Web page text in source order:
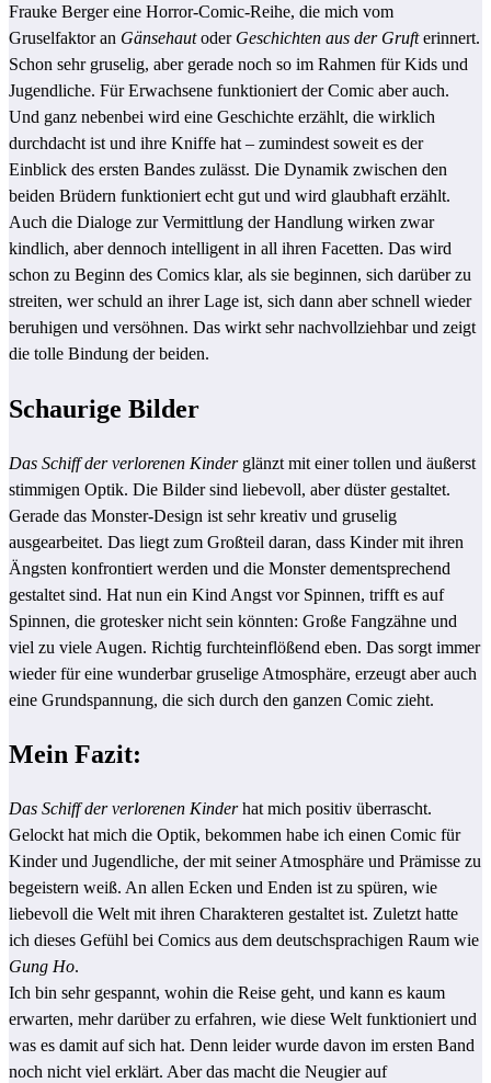
Frauke Berger eine Horror-Comic-Reihe, die mich vom
Gruselfaktor an Gänsehautoder Geschichten aus der Grufterinnert.
Schon sehr gruselig, aber gerade noch so im Rahmen für Kids und
Jugendliche. Für Erwachsene funktioniert der Comic aber auch.
Und ganz nebenbei wird eine Geschichte erzählt, die wirklich
durchdacht ist und ihre Kniffe hat – zumindest soweit es der
Einblick des ersten Bandes zulässt. Die Dynamik zwischen den
beiden Brüdern funktioniert echt gut und wird glaubhaft erzählt.
Auch die Dialoge zur Vermittlung der Handlung wirken zwar
kindlich, aber dennoch intelligent in all ihren Facetten. Das wird
schon zu Beginn des Comics klar, als sie beginnen, sich darüber zu
streiten, wer schuld an ihrer Lage ist, sich dann aber schnell wieder
beruhigen und versöhnen. Das wirkt sehr nachvollziehbar und zeigt
die tolle Bindung der beiden.
Schaurige Bilder
Das Schiff der verlorenen Kinderglänzt mit einer tollen und äußerst
stimmigen Optik. Die Bilder sind liebevoll, aber düster gestaltet.
Gerade das Monster-Design ist sehr kreativ und gruselig
ausgearbeitet. Das liegt zum Großteil daran, dass Kinder mit ihren
Ängsten konfrontiert werden und die Monster dementsprechend
gestaltet sind. Hat nun ein Kind Angst vor Spinnen, trifft es auf
Spinnen, die grotesker nicht sein könnten: Große Fangzähne und
viel zu viele Augen. Richtig furchteinflößend eben. Das sorgt immer
wieder für eine wunderbar gruselige Atmosphäre, erzeugt aber auch
eine Grundspannung, die sich durch den ganzen Comic zieht.
Mein Fazit:
Das Schiff der verlorenen Kinderhat mich positiv überrascht.
Gelockt hat mich die Optik, bekommen habe ich einen Comic für
Kinder und Jugendliche, der mit seiner Atmosphäre und Prämisse zu
begeistern weiß. An allen Ecken und Enden ist zu spüren, wie
liebevoll die Welt mit ihren Charakteren gestaltet ist. Zuletzt hatte
ich dieses Gefühl bei Comics aus dem deutschsprachigen Raum wie
Gung Ho.
Ich bin sehr gespannt, wohin die Reise geht, und kann es kaum
erwarten, mehr darüber zu erfahren, wie diese Welt funktioniert und
was es damit auf sich hat. Denn leider wurde davon im ersten Band
noch nicht viel erklärt. Aber das macht die Neugier auf